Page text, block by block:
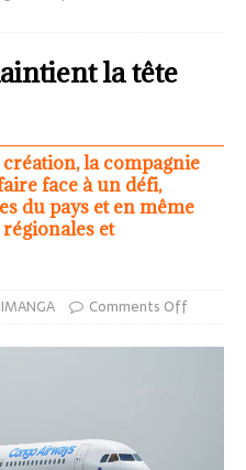
la tête
la compagnie
face à un défi,
du pays et en même
et
Comments Off